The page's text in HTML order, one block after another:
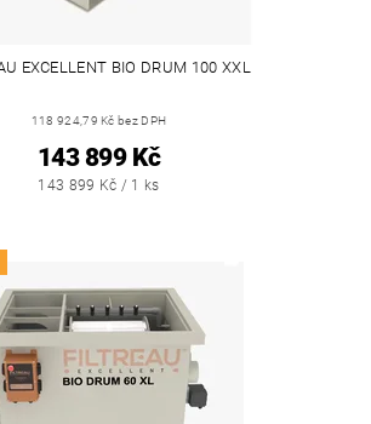
EXCELLENT BIO DRUM 100 XXL
118 924,79 Kč bez DPH
143 899 Kč
143 899 Kč / 1 ks